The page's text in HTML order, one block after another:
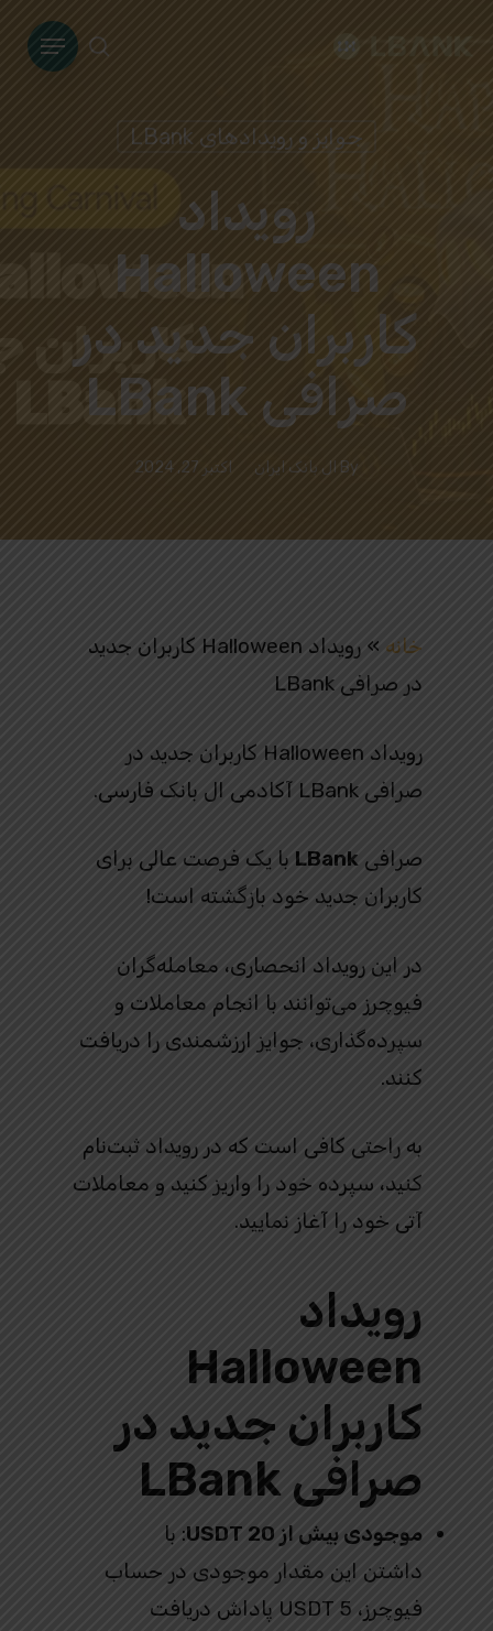
Menu
جوایز و رویدادهای LBank
رویداد
Halloween
کاربران جدید در
صرافی LBank
By ال بانک ایران اکتبر 27, 2024
خانه »
رویداد Halloween کاربران جدید
در صرافی LBank
رویداد Halloween کاربران جدید در
صرافی LBank آکادمی ال بانک فارسی.
صرافی LBank با یک فرصت عالی برای
کاربران جدید خود بازگشته است!
در این رویداد انحصاری، معامله‌گران
فیوچرز می‌توانند با انجام معاملات و
سپرده‌گذاری، جوایز ارزشمندی را دریافت
کنند.
به‌ راحتی کافی است که در رویداد ثبت‌نام
کنید، سپرده خود را واریز کنید و معاملات
آتی خود را آغاز نمایید.
رویداد
Halloween
کاربران جدید در
صرافی LBank
موجودی بیش از 20 USDT
: با
داشتن این مقدار موجودی در حساب
فیوچرز، 5 USDT پاداش دریافت